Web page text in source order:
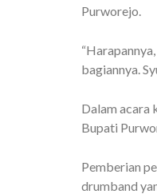
Purworejo.
bagiannya.
Dalam acara
Bupati
Pemberian
drumband